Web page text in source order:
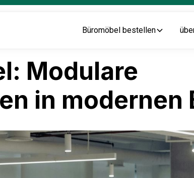
Büromöbel bestellen
Modulare
in modernen